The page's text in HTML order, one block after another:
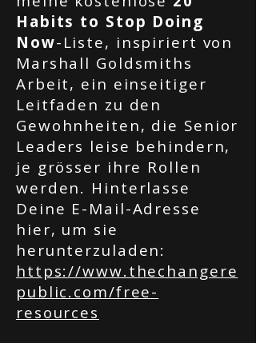
Habits to Stop Doing
Now-Liste, inspiriert von
Marshall Goldsmiths
Arbeit, ein einseitiger
Leitfaden zu den
Gewohnheiten, die Senior
Leaders leise behindern,
je grösser ihre Rollen
werden. Hinterlasse
Deine E-Mail-Adresse
hier, um sie
herunterzuladen:
https://www.thechangere
public.com/free-
resources